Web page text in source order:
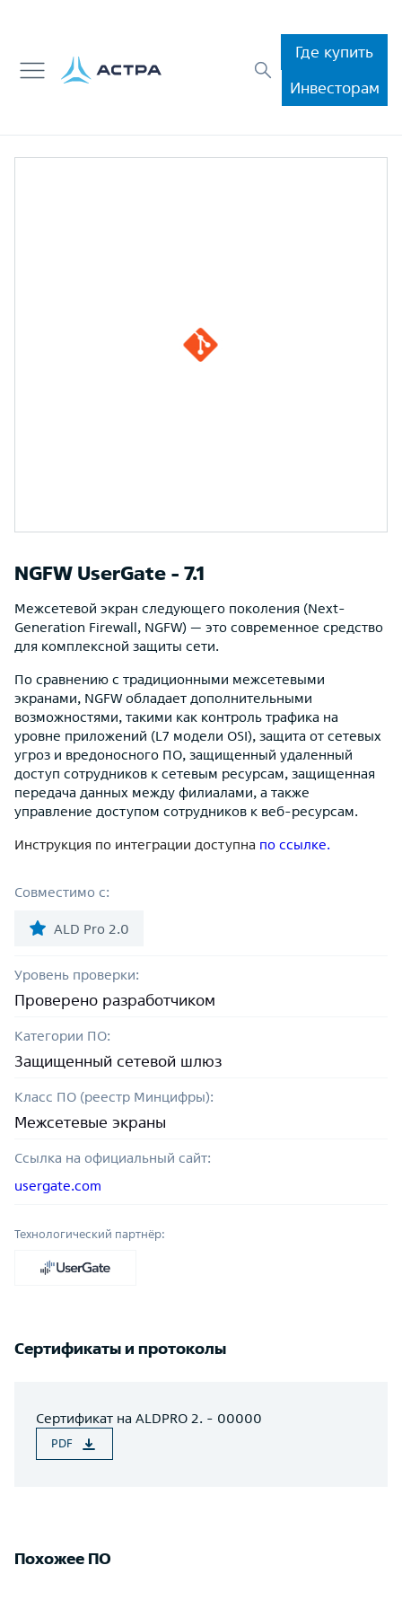
Где купить
Инвесторам
NGFW UserGate - 7.1
Межсетевой экран следующего поколения (Next-
Generation Firewall, NGFW) — это современное средство
для комплексной защиты сети.
По сравнению с традиционными межсетевыми
экранами, NGFW обладает дополнительными
возможностями, такими как контроль трафика на
уровне приложений (L7 модели OSI), защита от сетевых
угроз и вредоносного ПО, защищенный удаленный
доступ сотрудников к сетевым ресурсам, защищенная
передача данных между филиалами, а также
управление доступом сотрудников к веб-ресурсам.
Инструкция по интеграции доступна по ссылке.
Совместимо с:
ALD Pro 2.0
Уровень проверки:
Проверено разработчиком
Категории ПО:
Защищенный сетевой шлюз
Класс ПО (реестр Минцифры):
Межсетевые экраны
Ссылка на официальный сайт:
usergate.com
Технологический партнёр:
Сертификаты и протоколы
Сертификат на ALDPRO 2. - 00000
PDF
Похожее ПО